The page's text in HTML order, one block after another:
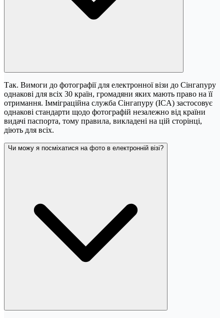
Так. Вимоги до фотографії для електронної візи до Сінгапуру
однакові для всіх 30 країн, громадяни яких мають право на її
отримання. Імміграційна служба Сінгапуру (ICA) застосовує
однакові стандарти щодо фотографій незалежно від країни
видачі паспорта, тому правила, викладені на цій сторінці,
діють для всіх.
Чи можу я посміхатися на фото в електронній візі?